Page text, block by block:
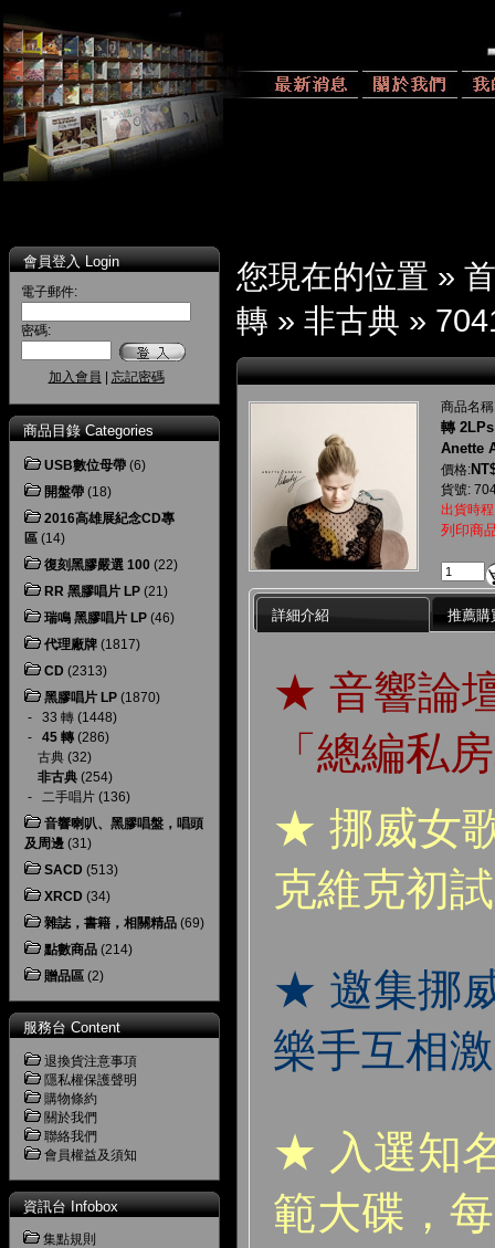
會員登入 Login
電子郵件:
密碼:
加入會員 忘記密碼
商品目錄 Categories
USB數位母帶 (6)
開盤帶 (18)
2016高雄展紀念CD專
區 (14)
復刻黑膠嚴選 100 (22)
RR 黑膠唱片 LP (21)
瑞鳴 黑膠唱片 LP (46)
代理廠牌 (1817)
CD (2313)
黑膠唱片 LP (1870)
- 33 轉 (1448)
- 45 轉 (286)
古典 (32)
非古典 (254)
- 二手唱片 (136)
音響喇叭、黑膠唱盤，唱頭
及周邊 (31)
SACD (513)
XRCD (34)
雜誌，書籍，相關精品 (69)
點數商品 (214)
贈品區 (2)
服務台 Content
退換貨注意事項
隱私權保護聲明
購物條約
關於我們
聯絡我們
會員權益及須知
資訊台 Infobox
集點規則
您現在的位置 »
轉 » 非古典 »
商品名
轉
Anette
價格:
貨號:
出貨時
列印商
詳細介紹 推薦購
★ 音響論
「總編私
★ 挪威女
克維克初
★ 邀集挪
樂手互相
★ 入選知
範大碟，